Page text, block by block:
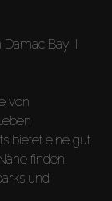
Bay II
von
bietet eine gut
finden:
und